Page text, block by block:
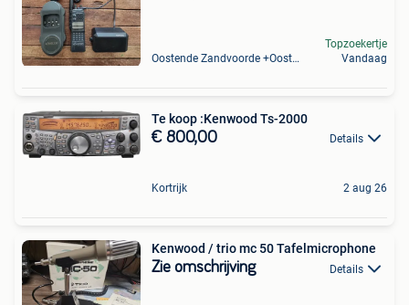
Oostende Zandvoorde +Oostende
Topzoekertje
Vandaag
Te koop :Kenwood Ts-2000
€ 800,00 Details
Kortrijk 2 aug 26
Kenwood / trio mc 50 Tafelmicrophone
Zie omschrijving Details